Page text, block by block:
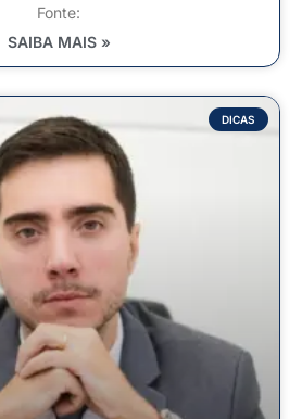
Fonte:
SAIBA MAIS »
DICAS